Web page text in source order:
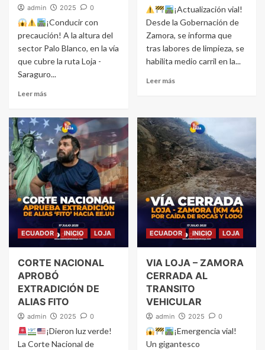
admin 2025 0
¡Conducir con
precaución! A la altura del
sector Palo Blanco, en la vía
que cubre la ruta Loja -
Saraguro...
Leer más
¡Actualización vial!
Desde la Gobernación de
Zamora, se informa que
tras labores de limpieza, se
habilita medio carril en la...
Leer más
ECUADOR INICIO LOJA
CORTE NACIONAL
APROBÓ
EXTRADICIÓN DE
ALIAS FITO
admin 2025 0
¡Dieron luz verde!
La Corte Nacional de
ECUADOR INICIO LOJA
VIA LOJA – ZAMORA
CERRADA AL
TRANSITO
VEHICULAR
admin 2025 0
¡Emergencia vial!
Un gigantesco